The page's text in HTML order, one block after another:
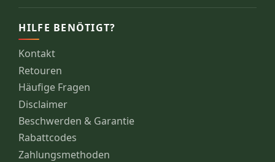
HILFE BENÖTIGT?
Kontakt
Retouren
Häufige Fragen
Disclaimer
Beschwerden & Garantie
Rabattcodes
Zahlungsmethoden